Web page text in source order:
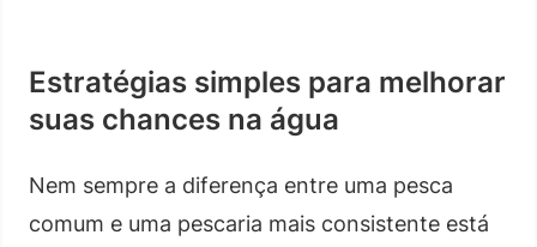
Estratégias simples para melhorar
suas chances na água
Nem sempre a diferença entre uma pesca
comum e uma pescaria mais consistente está